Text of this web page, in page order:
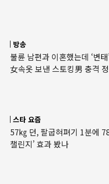
방송
불륜 남편과 이혼했는데 ‘변
女속옷 보낸 스토킹男 충격
스타 요즘
57㎏ 던, 팔굽혀펴기 1분에
챌린지’ 효과 봤나